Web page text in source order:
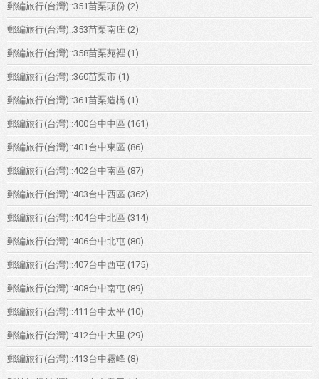
郵編旅行(台灣)::351苗栗頭份 (2)
郵編旅行(台灣)::353苗栗南庄 (2)
郵編旅行(台灣)::358苗栗苑裡 (1)
郵編旅行(台灣)::360苗栗市 (1)
郵編旅行(台灣)::361苗栗造橋 (1)
郵編旅行(台灣)::400台中中區 (161)
郵編旅行(台灣)::401台中東區 (86)
郵編旅行(台灣)::402台中南區 (87)
郵編旅行(台灣)::403台中西區 (362)
郵編旅行(台灣)::404台中北區 (314)
郵編旅行(台灣)::406台中北屯 (80)
郵編旅行(台灣)::407台中西屯 (175)
郵編旅行(台灣)::408台中南屯 (89)
郵編旅行(台灣)::411台中太平 (10)
郵編旅行(台灣)::412台中大里 (29)
郵編旅行(台灣)::413台中霧峰 (8)